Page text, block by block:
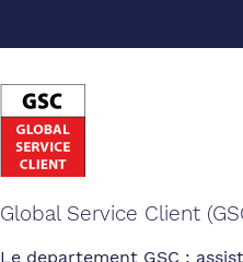
Global Service Client
Le departement GSC :